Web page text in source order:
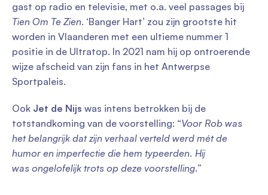
gast op radio en televisie, met o.a. veel passages bij
Tien Om Te Zien. ‘Banger Hart’ zou zijn grootste hit
worden in Vlaanderen met een ultieme nummer 1
positie in de Ultratop. In 2021 nam hij op ontroerende
wijze afscheid van zijn fans in het Antwerpse
Sportpaleis.
Ook Jet de Nijs was intens betrokken bij de
totstandkoming van de voorstelling: “Voor Rob was
het belangrijk dat zijn verhaal verteld werd mét de
humor en imperfectie die hem typeerden. Hij
was ongelofelijk trots op deze voorstelling.”